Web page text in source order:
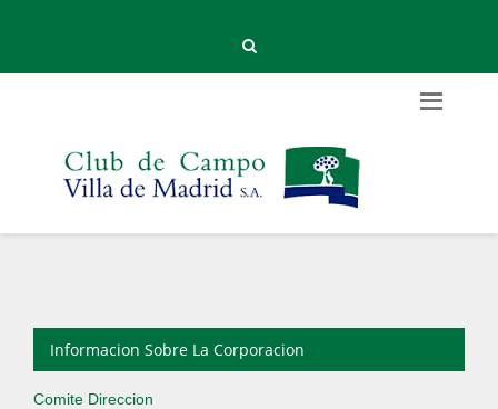
Informacion Sobre La Corporacion
Comite Direccion